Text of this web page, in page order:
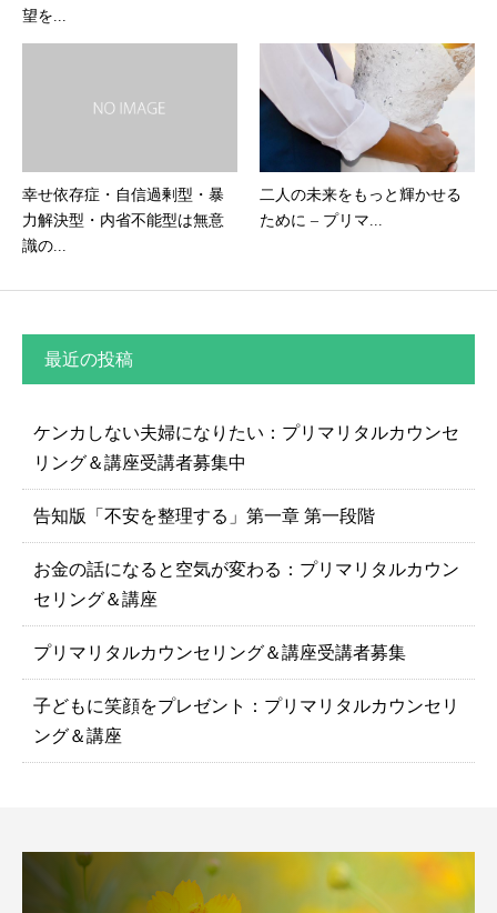
望を...
幸せ依存症・自信過剰型・暴
力解決型・内省不能型は無意
識の...
二人の未来をもっと輝かせる
ために – プリマ...
最近の投稿
ケンカしない夫婦になりたい：プリマリタルカウンセ
リング＆講座受講者募集中
告知版「不安を整理する」第一章 第一段階
お金の話になると空気が変わる：プリマリタルカウン
セリング＆講座
プリマリタルカウンセリング＆講座受講者募集
子どもに笑顔をプレゼント：プリマリタルカウンセリ
ング＆講座